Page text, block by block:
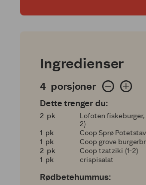
Ingredienser
4 porsjoner
4 porsjoner
Dette trenger du:
2
2 pk
Lofoten fiskeburger,
2)
11 pk
Coop Sprø
11 pk
Coop grove
2
2 pk
Coop tzatziki (1-2)
11 pk crispisalat
Rødbetehummus: